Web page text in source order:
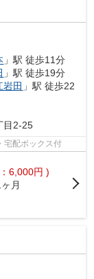
」駅 徒歩11分
」駅 徒歩19分
岩田 」駅 徒歩22
目2-25
宅配ボックス付
6,000円 )
月